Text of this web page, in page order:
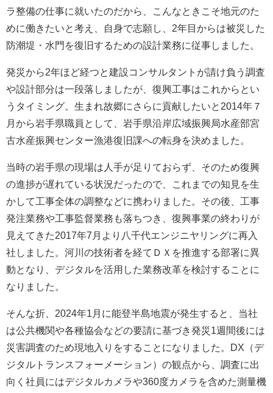
ラ整備の仕事に就いたのだから、こんなときこそ地元のた
めに働きたいと考え、自身で志願し、2年目からは被災した
防潮堤・水門を復旧するための設計業務に従事しました。
発災から2年ほど経つと建設コンサルタントが請け負う調査
や設計部分は一段落しましたが、復興工事はこれからとい
うタイミング。生まれ故郷にさらに貢献したいと2014年７
月から岩手県職員として、岩手県沿岸広域振興局水産部宮
古水産振興センター漁港復旧課への転身を決めました。
当時の岩手県の現場は人手が足りておらず、そのため復興
の進捗が遅れている状況だったので、これまでの知見を生
かして工事全体の調整などに携わりました。その後、工事
発注業務や工事監督業務も落ちつき、復興事業の終わりが
見えてきた2017年7月より八千代エンジニヤリングに再入
社しました。河川の技術者を経てＤＸを推進する部署に異
動となり、デジタルを活用した業務改革を検討することに
なりました。
そんな折、2024年1月に能登半島地震が発生すると、当社
は公共機関や各種協会などの要請に基づき発災1週間後には
災害調査のため現地入りをすることになりました。DX（デ
ジタルトランスフォーメーション）の観点から、調査に出
向く社員にはデジタルカメラや360度カメラを含めた測量機